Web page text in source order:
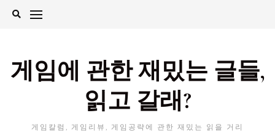
Skip
게임에 관한 재밌는 글들,
읽고 갈래?
게임칼럼, 게임리뷰, 게임공략에 관한 재밌는 읽을 거리